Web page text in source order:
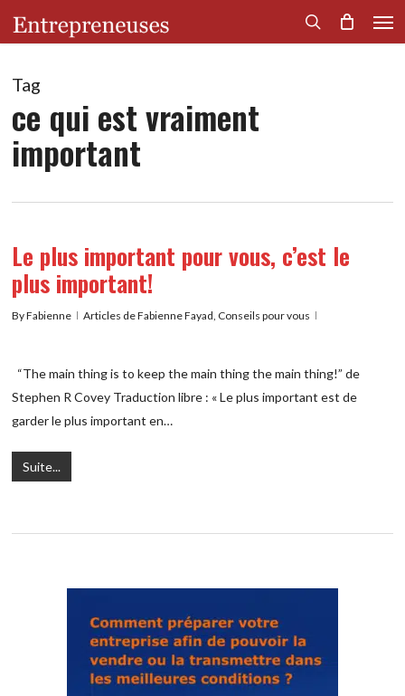
content
search
Tag
ce qui est vraiment
important
Le plus important pour vous, c’est le
plus important!
ByFabienne Articles de Fabienne Fayad, Conseils pour vous
“The main thing is to keep the main thing the main thing!” de
Stephen R Covey Traduction libre : « Le plus important est de
garder le plus important en…
Suite...